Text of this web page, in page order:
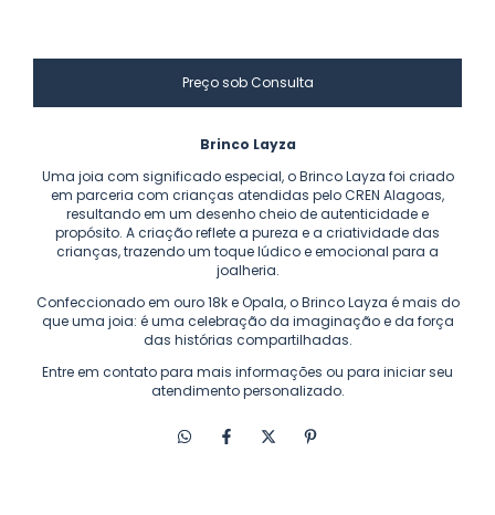
Brinco Layza
Uma joia com significado especial, o Brinco Layza foi criado
em parceria com crianças atendidas pelo CREN Alagoas,
resultando em um desenho cheio de autenticidade e
propósito. A criação reflete a pureza e a criatividade das
crianças, trazendo um toque lúdico e emocional para a
joalheria.
Confeccionado em ouro 18k e Opala, o Brinco Layza é mais do
que uma joia: é uma celebração da imaginação e da força
das histórias compartilhadas.
Entre em contato para mais informações ou para iniciar seu
atendimento personalizado.